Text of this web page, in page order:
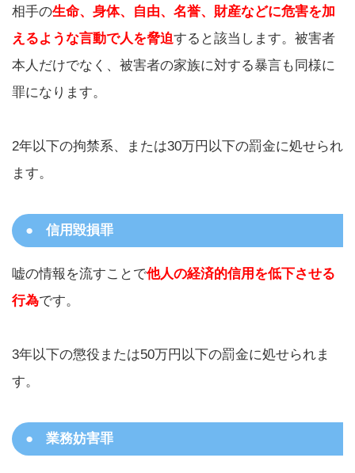
相手の生命、身体、自由、名誉、財産などに危害を加
えるような言動で人を脅迫すると該当します。被害者
本人だけでなく、被害者の家族に対する暴言も同様に
罪になります。
2年以下の拘禁系、または30万円以下の罰金に処せられ
ます。
信用毀損罪
嘘の情報を流すことで他人の経済的信用を低下させる
行為です。
3年以下の懲役または50万円以下の罰金に処せられま
す。
業務妨害罪